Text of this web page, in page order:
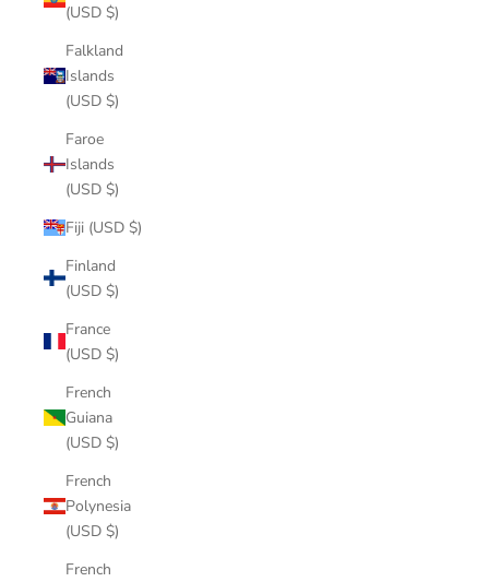
(USD $)
Falkland
Islands
(USD $)
Faroe
Islands
(USD $)
Fiji (USD $)
Finland
(USD $)
France
(USD $)
French
Guiana
(USD $)
French
Polynesia
(USD $)
French